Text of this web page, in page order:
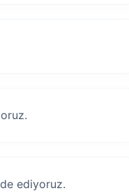
ediyoruz.